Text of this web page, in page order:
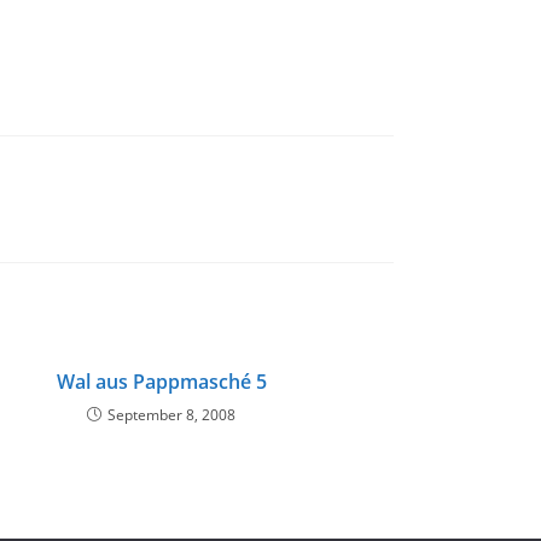
Wal aus Pappmasché 5
September 8, 2008